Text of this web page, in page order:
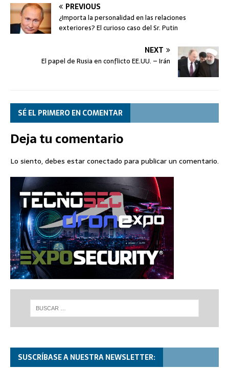
PREVIOUS
¿Importa la personalidad en las relaciones
exteriores? El curioso caso del Sr. Putin
NEXT
El papel de Rusia en conflicto EE.UU. – Irán
SÉ EL PRIMERO EN COMENTAR
Deja tu comentario
Lo siento, debes estarconectado para publicar un comentario.
SUSCRÍBASE A NUESTRA NEWSLETTER: